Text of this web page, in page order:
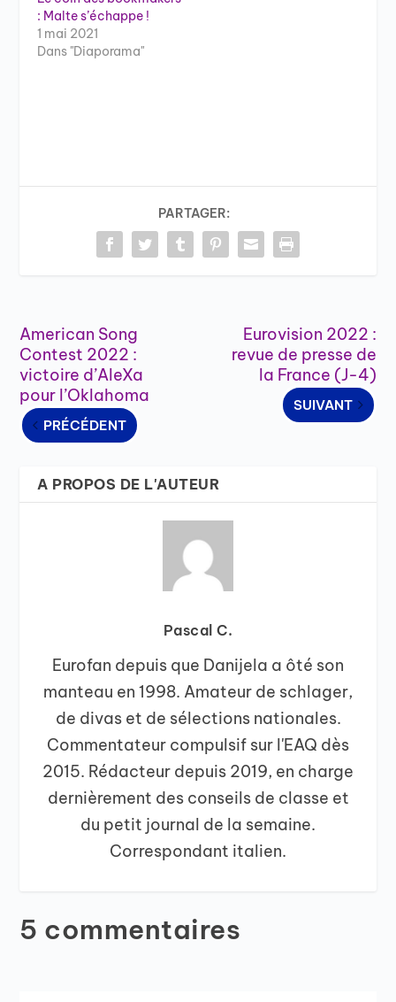
: Malte s’échappe !
1 mai 2021
Dans "Diaporama"
PARTAGER:
American Song
Contest 2022 :
victoire d’AleXa
pour l’Oklahoma
PRÉCÉDENT
Eurovision 2022 :
revue de presse de
la France (J-4)
SUIVANT
A PROPOS DE L'AUTEUR
Pascal C.
Eurofan depuis que Danijela a ôté son
manteau en 1998. Amateur de schlager,
de divas et de sélections nationales.
Commentateur compulsif sur l'EAQ dès
2015. Rédacteur depuis 2019, en charge
dernièrement des conseils de classe et
du petit journal de la semaine.
Correspondant italien.
5 commentaires